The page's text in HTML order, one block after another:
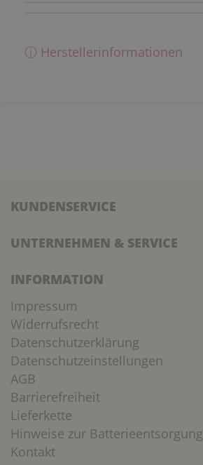
ⓘ Herstellerinformationen
KUNDENSERVICE
UNTERNEHMEN & SERVICE
INFORMATION
Impressum
Widerrufsrecht
Datenschutzerklärung
Datenschutzeinstellungen
AGB
Barrierefreiheit
Lieferkette
Hinweise zur Batterieentsorgung
Kontakt